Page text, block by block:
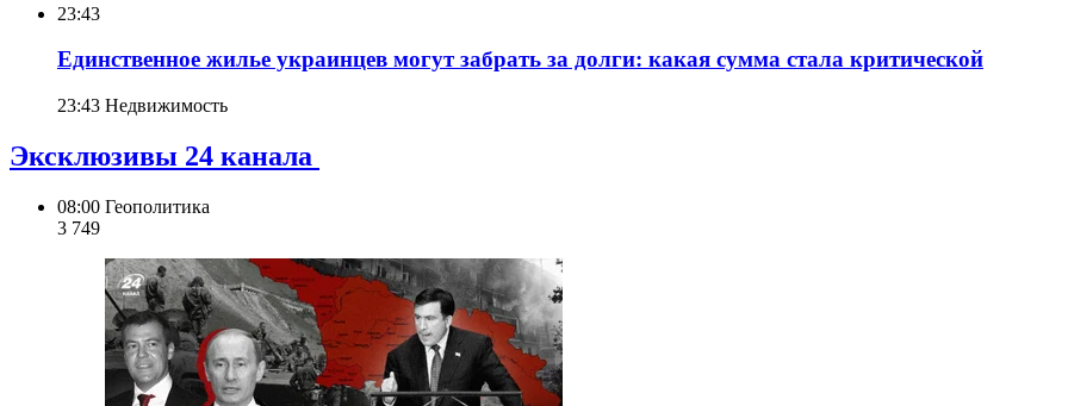
23:43
Единственное жилье украинцев могут забрать за долги: какая сумма стала критической
23:43 Недвижимость
Эксклюзивы 24 канала
08:00 Геополитика
3 749